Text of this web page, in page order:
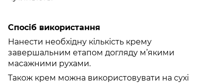
Спосіб використання
Нанести необхідну кількість крему
завершальним етапом догляду м’якими
масажними рухами.
Також крем можна використовувати на сухі